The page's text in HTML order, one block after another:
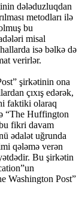
dələduzluqdan
metodları ilə
bu
misal
isə bəlkə də
verirlər.
şirkətinin ona
çıxış edərək,
faktiki olaraq
“The Huffington
fikri davam
ədalət uğrunda
qələmə verən
Bu şirkətin
Washington Post”